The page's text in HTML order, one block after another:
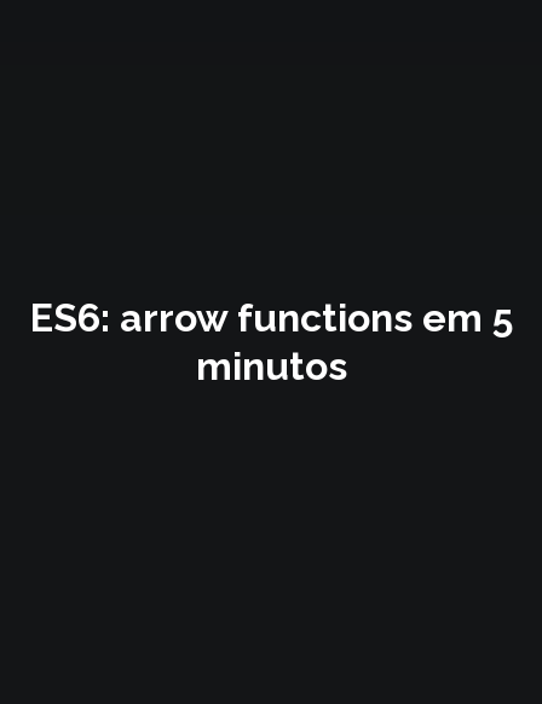
ES6: arrow functions em 5
minutos